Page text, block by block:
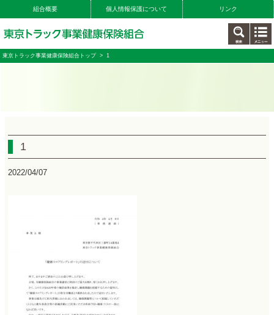
組合概要 個人情報保護について リンク
東京トラック事業健康保険組合トップ> 1
1
2022/04/07